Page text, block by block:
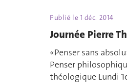
Publié le 1 déc. 2014
Journée Pierre
«Penser sans
Penser
théologique Lundi